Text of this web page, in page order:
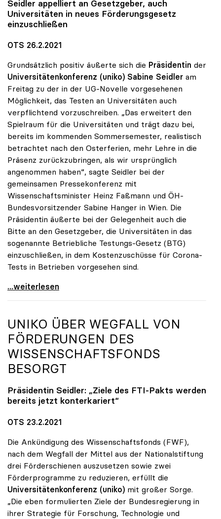
Seidler appelliert an Gesetzgeber, auch
Universitäten in neues Förderungsgesetz
einzuschließen
OTS 26.2.2021
Grundsätzlich positiv äußerte sich die Präsidentin der
Universitätenkonferenz (uniko) Sabine Seidler am
Freitag zu der in der UG-Novelle vorgesehenen
Möglichkeit, das Testen an Universitäten auch
verpflichtend vorzuschreiben. „Das erweitert den
Spielraum für die Universitäten und trägt dazu bei,
bereits im kommenden Sommersemester, realistisch
betrachtet nach den Osterferien, mehr Lehre in die
Präsenz zurückzubringen, als wir ursprünglich
angenommen haben“, sagte Seidler bei der
gemeinsamen Pressekonferenz mit
Wissenschaftsminister Heinz Faßmann und ÖH-
Bundesvorsitzender Sabine Hanger in Wien. Die
Präsidentin äußerte bei der Gelegenheit auch die
Bitte an den Gesetzgeber, die Universitäten in das
sogenannte Betriebliche Testungs-Gesetz (BTG)
einzuschließen, in dem Kostenzuschüsse für Corona-
Tests in Betrieben vorgesehen sind.
uniko begrüßt Spielraum durch Testmöglichkeiten
...weiterlesen
UNIKO ÜBER WEGFALL VON
FÖRDERUNGEN DES
WISSENSCHAFTSFONDS
BESORGT
Präsidentin Seidler: „Ziele des FTI-Pakts werden
bereits jetzt konterkariert“
OTS 23.2.2021
Die Ankündigung des Wissenschaftsfonds (FWF),
nach dem Wegfall der Mittel aus der Nationalstiftung
drei Förderschienen auszusetzen sowie zwei
Förderprogramme zu reduzieren, erfüllt die
Universitätenkonferenz (uniko) mit großer Sorge.
„Die eben formulierten Ziele der Bundesregierung in
ihrer Strategie für Forschung, Technologie und